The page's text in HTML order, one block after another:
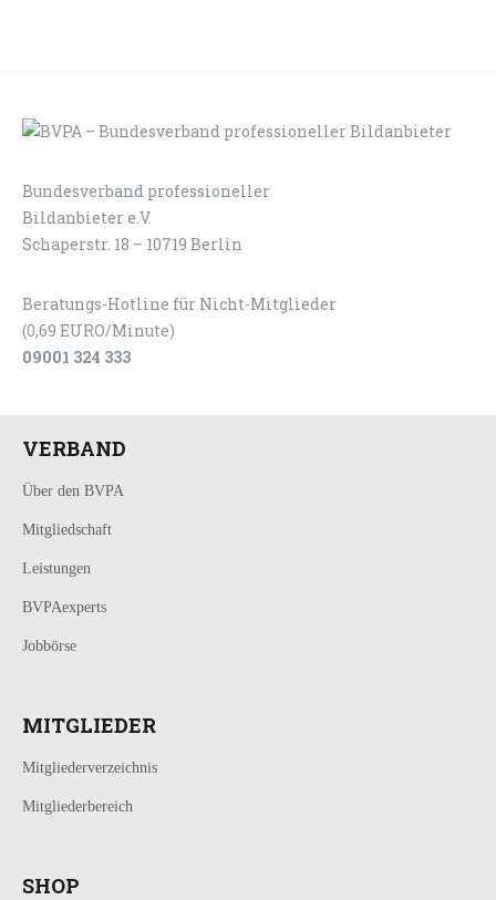
Bundesverband professioneller
Bildanbieter e.V.
Schaperstr. 18 – 10719 Berlin
Beratungs-Hotline für Nicht-Mitglieder
(0,69 EURO/Minute)
09001 324 333
VERBAND
Über den BVPA
Mitgliedschaft
Leistungen
BVPAexperts
Jobbörse
MITGLIEDER
Mitgliederverzeichnis
Mitgliederbereich
SHOP